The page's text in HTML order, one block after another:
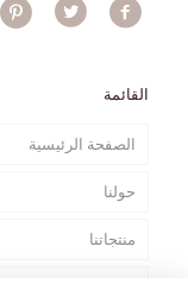
القائمة
الصفحة الرئيسية
حولنا
منتجاتنا